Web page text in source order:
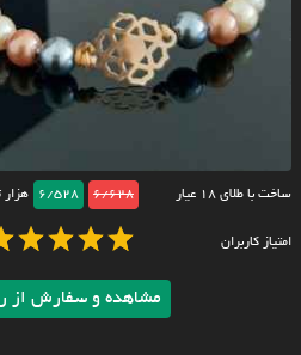
ساخت با طلای ۱۸ عیار 6/628
6/528 هزار
امتیاز کاربران
مشاهده و سفارش از